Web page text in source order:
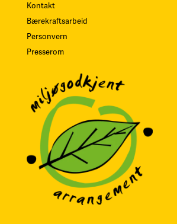
Kontakt
Bærekraftsarbeid
Personvern
Presserom